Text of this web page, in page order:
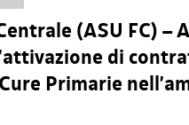
(ASU FC) –
di
Primarie